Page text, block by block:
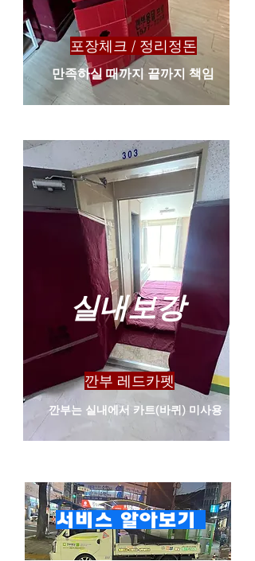
​포장체크 / 정리정돈
​만족하실 때까지 끝까지 책임
​실내보강
​깐부 레드카펫
​깐부는 실내에서 카트(바퀴) 미사용
​서비스 알아보기